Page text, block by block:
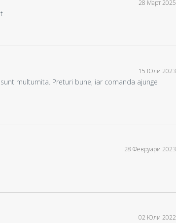
28 Март 2025
15 Юли 2023
multumita. Preturi bune, iar comanda ajunge
28 Февруари 2023
02 Юли 2022